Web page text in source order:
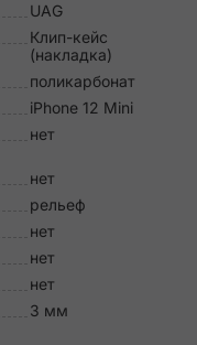
UAG
Клип-кейс
(накладка)
поликарбонат
iPhone 12 Mini
нет
нет
рельеф
нет
нет
нет
3 мм